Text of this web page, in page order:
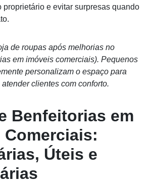
proprietário e evitar surpresas quando
de roupas após melhorias no
em imóveis comerciais). Pequenos
personalizam o espaço para
clientes com conforto.
Benfeitorias em
Comerciais:
Úteis e